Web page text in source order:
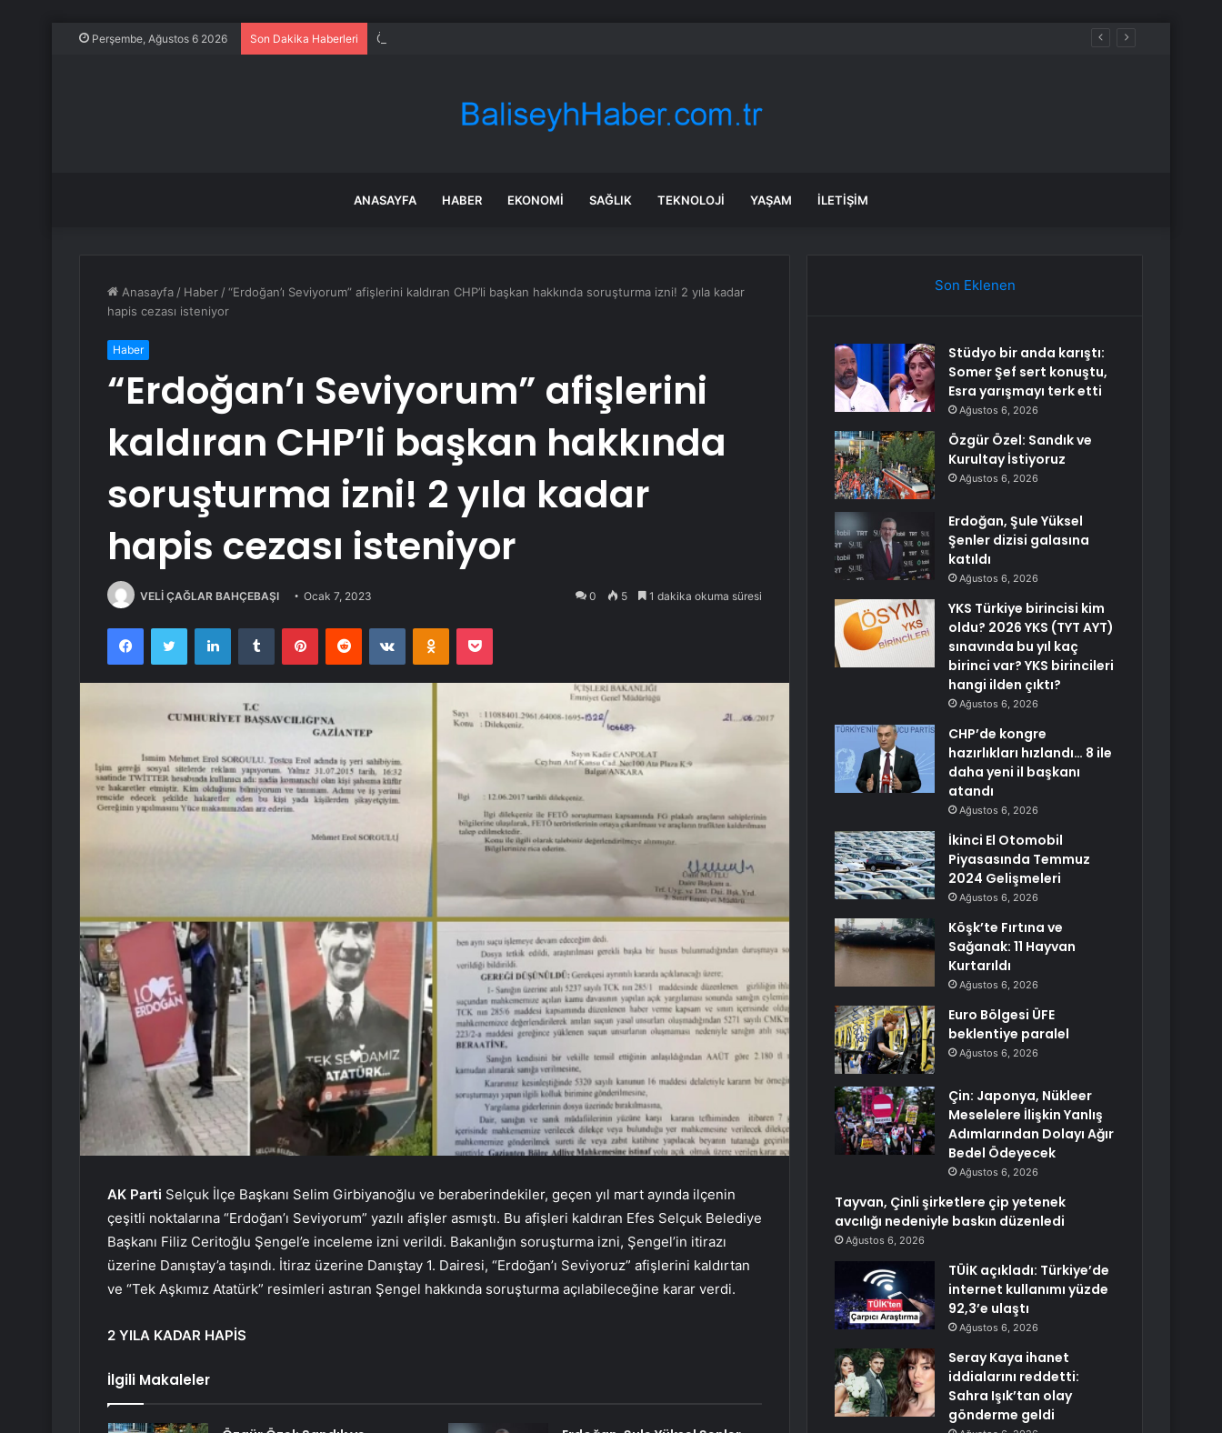
Perşembe, Ağustos 6 2026 Son Dakika Haberleri Özgür Özel: Sandık ve Kurultay İstiyoruz
ANASAYFA HABER EKONOMI SAĞLIK TEKNOLOJI YAŞAM İLETIŞIM
Anasayfa / Haber /“Erdoğan’ı Seviyorum” afişlerini kaldıran CHP’li başkan hakkında soruşturma izni! 2 yıla kadar
hapis cezası isteniyor
Haber
“Erdoğan’ı Seviyorum” afişlerini
kaldıran CHP’li başkan hakkında
soruşturma izni! 2 yıla kadar
hapis cezası isteniyor
VELİ ÇAĞLAR BAHÇEBAŞI Ocak 7, 2023 0 5 1 dakika okuma süresi
FacebookTwitter LinkedInTumblr PinterestReddit VKontakteOdnoklassniki
Pocket
AK Parti Selçuk İlçe Başkanı Selim Girbiyanoğlu ve beraberindekiler, geçen yıl mart ayında ilçenin
çeşitli noktalarına “Erdoğan’ı Seviyorum” yazılı afişler asmıştı. Bu afişleri kaldıran Efes Selçuk Belediye
Başkanı Filiz Ceritoğlu Şengel’e inceleme izni verildi. Bakanlığın soruşturma izni, Şengel’in itirazı
üzerine Danıştay’a taşındı. İtiraz üzerine Danıştay 1. Dairesi, “Erdoğan’ı Seviyoruz” afişlerini kaldırtan
ve “Tek Aşkımız Atatürk” resimleri astıran Şengel hakkında soruşturma açılabileceğine karar verdi.
2 YILA KADAR HAPİS
İlgili Makaleler
Son Eklenen
Stüdyo bir anda karıştı:
Somer Şef sert konuştu,
Esra yarışmayı terk etti
Ağustos 6, 2026
Özgür Özel: Sandık ve
Kurultay İstiyoruz
Ağustos 6, 2026
Erdoğan, Şule Yüksel
Şenler dizisi galasına
katıldı
Ağustos 6, 2026
YKS Türkiye birincisi kim
oldu? 2026 YKS (TYT AYT)
sınavında bu yıl kaç
birinci var? YKS birincileri
hangi ilden çıktı?
Ağustos 6, 2026
CHP’de kongre
hazırlıkları hızlandı… 8 ile
daha yeni il başkanı
atandı
Ağustos 6, 2026
İkinci El Otomobil
Piyasasında Temmuz
2024 Gelişmeleri
Ağustos 6, 2026
Köşk’te Fırtına ve
Sağanak: 11 Hayvan
Kurtarıldı
Ağustos 6, 2026
Euro Bölgesi ÜFE
beklentiye paralel
Ağustos 6, 2026
Çin: Japonya, Nükleer
Meselelere İlişkin Yanlış
Adımlarından Dolayı Ağır
Bedel Ödeyecek
Ağustos 6, 2026
Tayvan, Çinli şirketlere çip yetenek
avcılığı nedeniyle baskın düzenledi
Ağustos 6, 2026
TÜİK açıkladı: Türkiye’de
internet kullanımı yüzde
92,3’e ulaştı
Ağustos 6, 2026
Seray Kaya ihanet
iddialarını reddetti:
Sahra Işık’tan olay
gönderme geldi